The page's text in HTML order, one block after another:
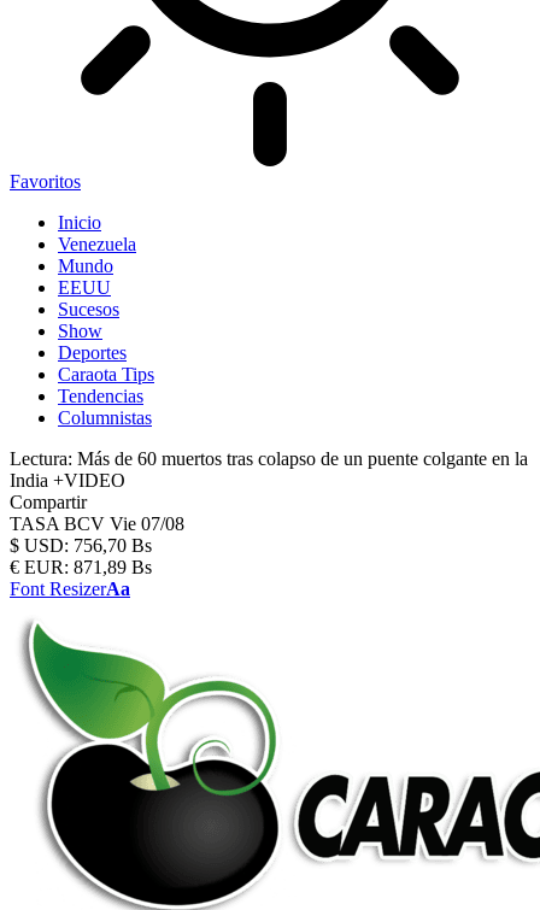
Favoritos
Inicio
Venezuela
Mundo
EEUU
Sucesos
Show
Deportes
Caraota Tips
Tendencias
Columnistas
Lectura: Más de 60 muertos tras colapso de un puente colgante en la
India +VIDEO
Compartir
TASA BCV Vie 07/08
$ USD: 756,70 Bs
€ EUR: 871,89 Bs
Font ResizerAa